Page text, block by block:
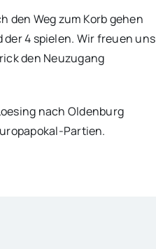
den Weg zum Korb gehen
4 spielen. Wir freuen uns
den Neuzugang
nach Oldenburg
Partien.